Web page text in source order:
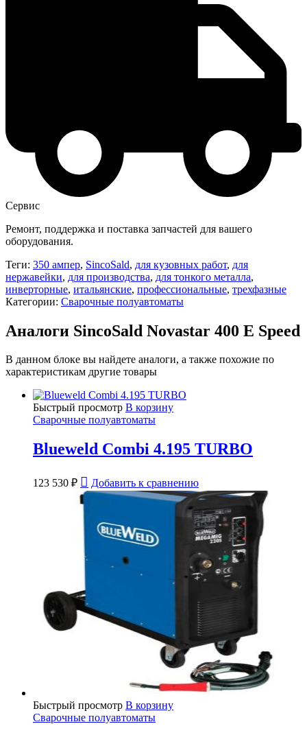
Сервис
Ремонт, поддержка и поставка запчастей для вашего
оборудования.
Теги: 350 ампер, SincoSald, для кузовных работ, для
нержавейки, для производства, для тонкого металла,
инверторные, итальянские, профессиональные, трехфазные
Категории: Сварочные полуавтоматы
Аналоги SincoSald Novastar 400 E Speed
В данном блоке вы найдете аналоги, а также похожие по
характеристикам другие товары
Быстрый просмотр В корзину
Сварочные полуавтоматы
Blueweld Combi 4.195 TURBO
123 530 ₽ Добавить к сравнению
Быстрый просмотр В корзину
Сварочные полуавтоматы